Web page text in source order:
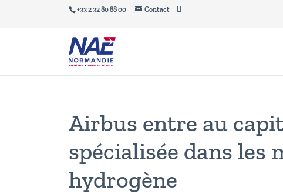
+33 2 32 80 88 00 Contact
Airbus entre au
spécialisée dans les
hydrogène